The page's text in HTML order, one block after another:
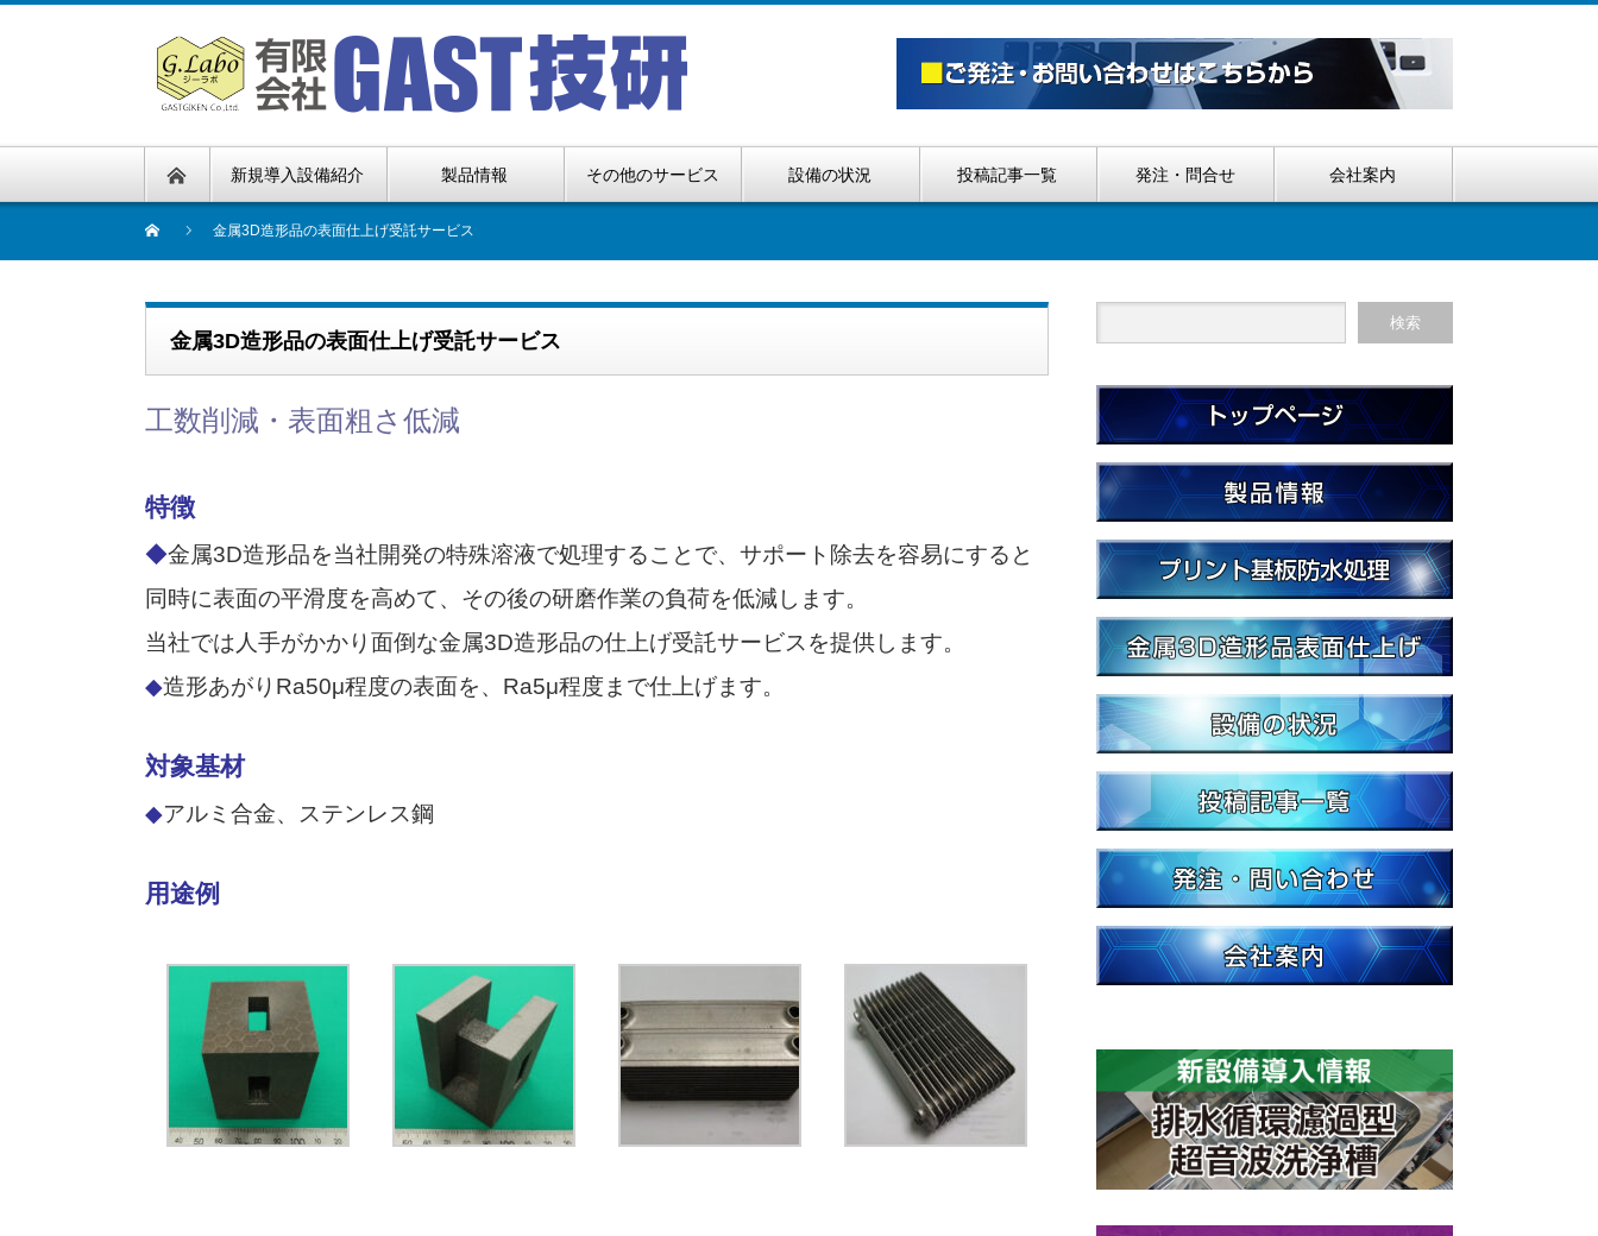
新規導入設備紹介 製品情報 その他のサービス 設備の状況 投稿記事一覧 発注・問合せ 会社案内
金属3D造形品の表面仕上げ受託サービス
金属3D造形品の表面仕上げ受託サービス
工数削減・表面粗さ低減
特徴
◆金属3D造形品を当社開発の特殊溶液で処理することで、サポート除去を容易にすると
同時に表面の平滑度を高めて、その後の研磨作業の負荷を低減します。
当社では人手がかかり面倒な金属3D造形品の仕上げ受託サービスを提供します。
◆造形あがりRa50μ程度の表面を、Ra5μ程度まで仕上げます。
対象基材
◆アルミ合金、ステンレス鋼
用途例